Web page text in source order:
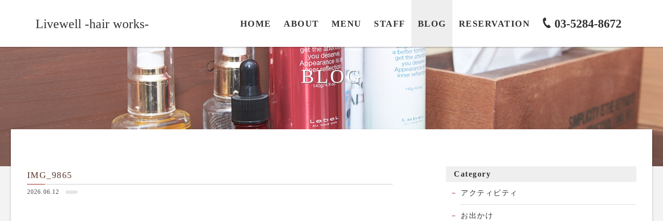
Livewell -hair works- HOME ABOUT MENU STAFF BLOG RESERVATION 03-5284-8672
BLOG
IMG_9865
2026.06.12
Category
アクティビティ
お出かけ